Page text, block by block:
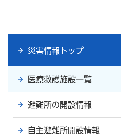
災害情報トップ
医療救護施設一覧
避難所の開設情報
自主避難所開設情報